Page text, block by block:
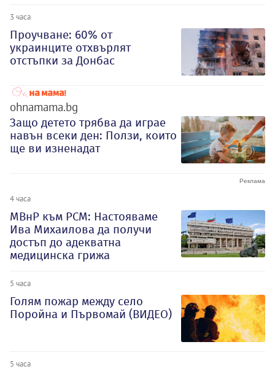
3 часа
Проучване: 60% от
украинците отхвърлят
отстъпки за Донбас
ohnamama.bg
Защо детето трябва да играе
навън всеки ден: Ползи, които
ще ви изненадат
4 часа
МВнР към РСМ: Настояваме
Ива Михаилова да получи
достъп до адекватна
медицинска грижа
5 часа
Голям пожар между село
Поройна и Първомай (ВИДЕО)
5 часа